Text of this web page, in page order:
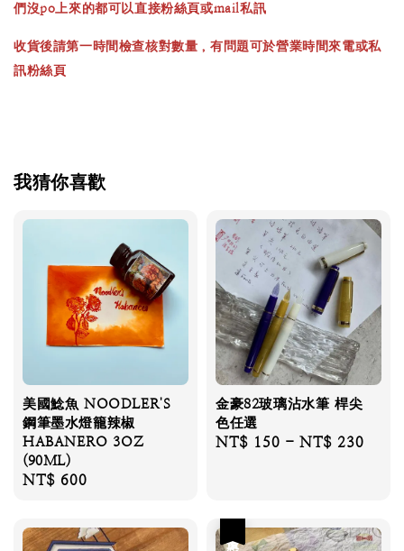
們沒po上來的都可以直接粉絲頁或mail私訊
收貨後請第一時間檢查核對數量，有問題可於營業時間來電或私
訊粉絲頁
我猜你喜歡
美國鯰魚 NOODLER'S
鋼筆墨水燈籠辣椒
HABANERO 3OZ
(90ML)
Regular
NT$ 600
金豪82玻璃沾水筆 桿尖
色任選
Regular
NT$ 150 -NT$ 230